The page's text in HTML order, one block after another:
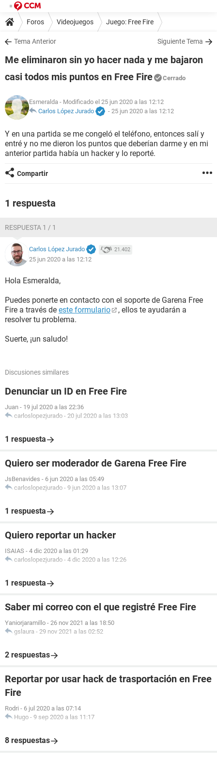
Foros Videojuegos Juego: Free Fire
Tema Anterior Siguiente Tema
Me eliminaron sin yo hacer nada y me bajaron
casi todos mis puntos en Free Fire
Cerrado
Esmeralda - Modificado el 25 jun 2020 a las 12:12
Carlos López Jurado
- 25 jun 2020 a las 12:12
Y en una partida se me congeló el teléfono, entonces salí y
entré y no me dieron los puntos que deberían darme y en mi
anterior partida había un hacker y lo reporté.
Compartir
1 respuesta
RESPUESTA 1 / 1
Carlos López Jurado 21.402
25 jun 2020 a las 12:12
Hola Esmeralda,
Puedes ponerte en contacto con el soporte de Garena Free
Fire a través de este formulario
, ellos te ayudarán a
resolver tu problema.
Suerte, ¡un saludo!
Discusiones similares
Denunciar un ID en Free Fire
Juan - 19 jul 2020 a las 22:36
carloslopezjurado - 20 jul 2020 a las 13:03
1 respuesta
Quiero ser moderador de Garena Free Fire
JsBenavides - 6 jun 2020 a las 05:49
carloslopezjurado - 9 jun 2020 a las 13:07
1 respuesta
Quiero reportar un hacker
ISAIAS - 4 dic 2020 a las 01:29
carloslopezjurado - 4 dic 2020 a las 12:26
1 respuesta
Saber mi correo con el que registré Free Fire
Yaniorjaramillo - 26 nov 2021 a las 18:50
gslaura - 29 nov 2021 a las 02:52
2 respuestas
Reportar por usar hack de trasportación en Free
Fire
Rodri - 6 jul 2020 a las 07:14
Hugo - 9 sep 2020 a las 11:17
8 respuestas